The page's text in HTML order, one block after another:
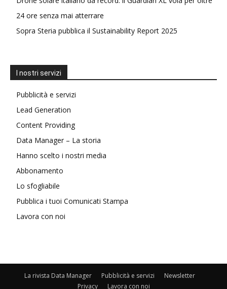
24 ore senza mai atterrare
Sopra Steria pubblica il Sustainability Report 2025
I nostri servizi
Pubblicità e servizi
Lead Generation
Content Providing
Data Manager – La storia
Hanno scelto i nostri media
Abbonamento
Lo sfogliabile
Pubblica i tuoi Comunicati Stampa
Lavora con noi
La rivista Data Manager Pubblicità e servizi
Newsletter
Privacy
Lavora con noi